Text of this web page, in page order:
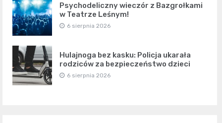
Psychodeliczny wieczór z Bazgrołkami
w Teatrze Leśnym!
6 sierpnia 2026
Hulajnoga bez kasku: Policja ukarała
rodziców za bezpieczeństwo dzieci
6 sierpnia 2026